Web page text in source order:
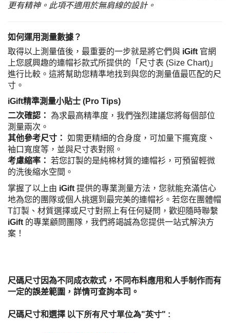
更有精神。此項不適用於無肩線的設計。
如何運用測量數據？
取得以上測量值後，最重要的一步就是將它們與 iGift 官網
上您感興趣的連帽衫款式所提供的「尺寸表 (Size Chart)」
進行比較。這將幫助您精準地找到與您的測量值最匹配的尺
寸。
iGift精準測量小貼士 (Pro Tips)
二次確認： 為求最高精準度，我們強烈建議您將每個部位
測量兩次。
其他參考尺寸： 如需更精細的合身度，可加量下擺寬度、
袖口寬度等，並與尺寸表對照。
考慮縮率： 若您訂製的是純棉材質的連帽衫，可預留輕微
的洗後縮水空間。
掌握了以上由 iGift 提供的專業測量方法，您就能充滿信心
地為您的團隊或個人挑選到最完美的連帽衫。若您在團體帽
T訂製、材質選擇或尺寸對照上有任何疑問，歡迎隨時聯繫
iGift 的專業顧問團隊，我們將竭誠為您提供一站式解決方
案！
尺碼尺寸因為不同成衣款式，不同布料應用和人手制作而有
一定的誤差範圍，詳情可查詢本司。
尺碼尺寸和選擇 以下所有尺寸單位為"英寸" :